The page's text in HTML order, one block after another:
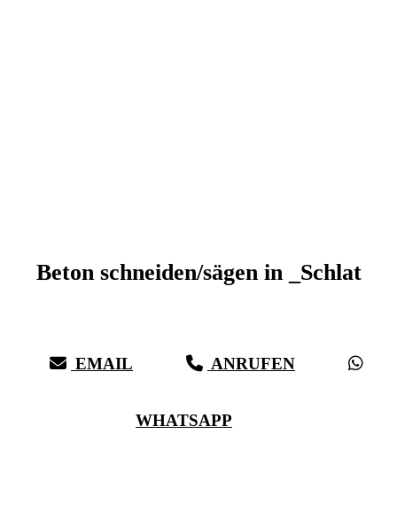
Beton schneiden/sägen in _Schlat
EMAIL ANRUFEN
WHATSAPP